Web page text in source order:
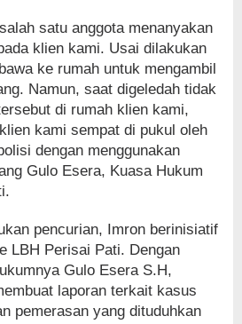
satu anggota menanyakan
klien kami. Usai dilakukan
ke rumah untuk mengambil
Namun, saat digeledah tidak
di rumah klien kami,
kami sempat di pukul oleh
dengan menggunakan
Gulo Esera, Kuasa Hukum
pencurian, Imron berinisiatif
LBH Perisai Pati. Dengan
Gulo Esera S.H,
laporan terkait kasus
pemerasan yang dituduhkan